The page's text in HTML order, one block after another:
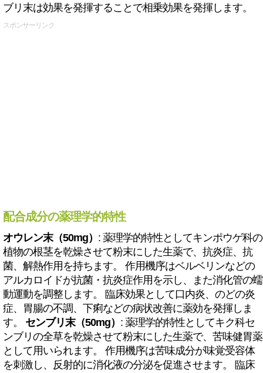
ブリ末は効果を発揮することで相乗効果を発揮します。
スポンサーリンク
配合成分の薬理学的特性
オウレン末（50mg） : 薬理学的特性としてキンポウゲ科の
植物の根茎を乾燥させて粉末にした生薬で、抗炎症、抗
菌、解熱作用を持ちます。 作用機序はベルベリンなどの
アルカロイドが抗菌・抗炎症作用を示し、また消化管の蠕
動運動を調整します。 臨床効果として口内炎、のどの炎
症、胃腸の不調、下痢などの病状改善に薬効を発揮しま
す。 センブリ末（50mg） : 薬理学的特性としてキク科セ
ンブリの全草を乾燥させて粉末にした生薬で、苦味健胃薬
として用いられます。 作用機序は苦味成分が味覚受容体
を刺激し、反射的に消化液の分泌を促進させます。 臨床